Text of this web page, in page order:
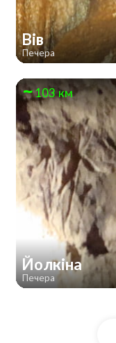
Вів
Печера
103 км
Йолкіна
Печера